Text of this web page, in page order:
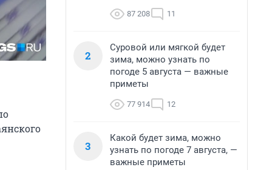
87 208 11
2
Суровой или мягкой будет
зима, можно узнать по
погоде 5 августа — важные
приметы
77 914 12
3
Какой будет зима, можно
узнать по погоде 7 августа, —
важные приметы